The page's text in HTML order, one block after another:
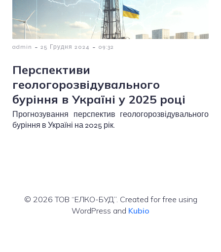
admin - 25 Грудня 2024 - 09:32
Перспективи
геологорозвідувального
буріння в Україні у 2025 році
Прогнозування перспектив геологорозвідувального
буріння в Україні на 2025 рік.
© 2026 ТОВ “ЕЛКО-БУД”. Created for free using
WordPress and Kubio